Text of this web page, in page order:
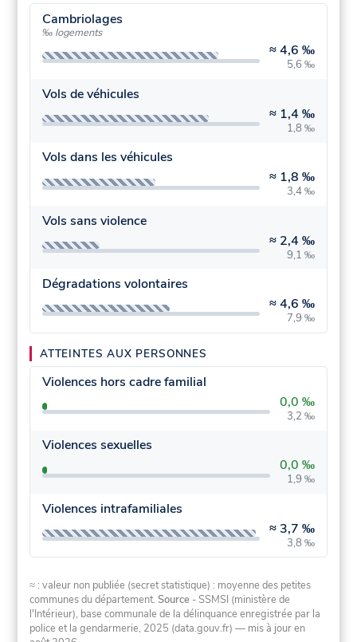
Cambriolages
‰ logements
≈4,6 ‰
5,6 ‰
Vols de véhicules
≈ 1,4 ‰
1,8 ‰
Vols dans les véhicules
≈ 1,8 ‰
3,4 ‰
Vols sans violence
≈ 2,4 ‰
9,1 ‰
Dégradations volontaires
≈4,6 ‰
7,9 ‰
ATTEINTES AUX PERSONNES
Violences hors cadre familial
0,0 ‰
3,2 ‰
Violences sexuelles
0,0 ‰
1,9 ‰
Violences intrafamiliales
≈ 3,7 ‰
3,8 ‰
≈ : valeur non publiée (secret statistique) : moyenne des petites
communes du département.Source - SSMSI (ministère de
l'Intérieur), base communale de la délinquance enregistrée par la
police et la gendarmerie, 2025 (data.gouv.fr) — mis à jour en